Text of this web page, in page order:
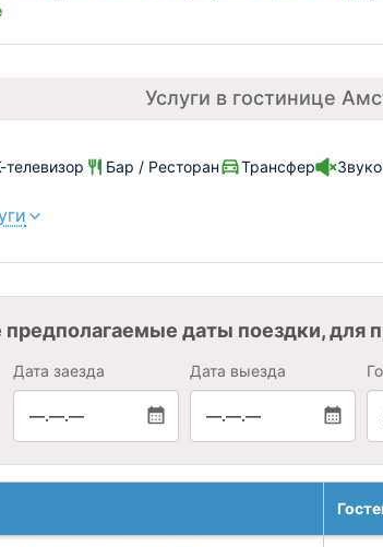
Услуги в гостинице
Бар / Ресторан Трансфер
предполагаемые даты поездки, для
Дата заезда
—.—.—
Дата выезда
—.—.—